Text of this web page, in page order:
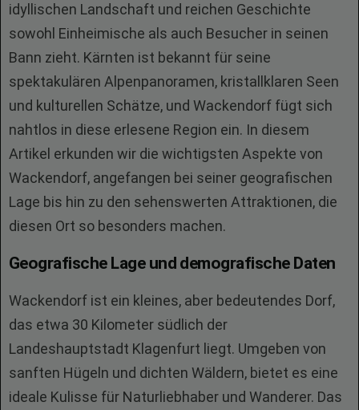
idyllischen Landschaft und reichen Geschichte
sowohl Einheimische als auch Besucher in seinen
Bann zieht. Kärnten ist bekannt für seine
spektakulären Alpenpanoramen, kristallklaren Seen
und kulturellen Schätze, und Wackendorf fügt sich
nahtlos in diese erlesene Region ein. In diesem
Artikel erkunden wir die wichtigsten Aspekte von
Wackendorf, angefangen bei seiner geografischen
Lage bis hin zu den sehenswerten Attraktionen, die
diesen Ort so besonders machen.
Geografische Lage und demografische Daten
Wackendorf ist ein kleines, aber bedeutendes Dorf,
das etwa 30 Kilometer südlich der
Landeshauptstadt Klagenfurt liegt. Umgeben von
sanften Hügeln und dichten Wäldern, bietet es eine
ideale Kulisse für Naturliebhaber und Wanderer. Das